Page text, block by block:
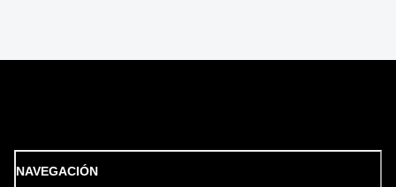
NAVEGACIÓN